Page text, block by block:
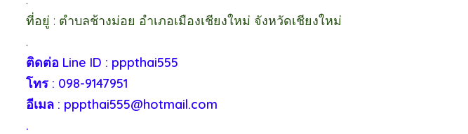
ที่อยู่ : ตำบลช้างม่อย อำเภอเมืองเชียงใหม่ จังหวัดเชียงใหม่
.
ติดต่อ Line ID : pppthai555
โทร : 098-9147951
อีเมล : pppthai555@hotmail.com
.